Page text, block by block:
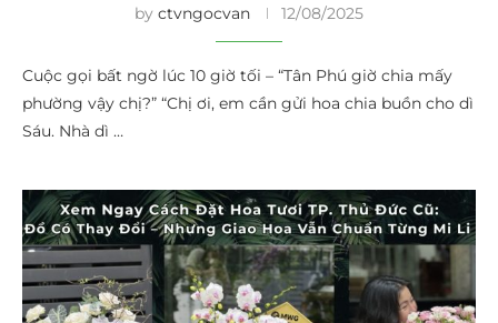
by ctvngocvan 12/08/2025
Cuộc gọi bất ngờ lúc 10 giờ tối – “Tân Phú giờ chia mấy
phường vậy chị?” “Chị ơi, em cần gửi hoa chia buồn cho dì
Sáu. Nhà dì …